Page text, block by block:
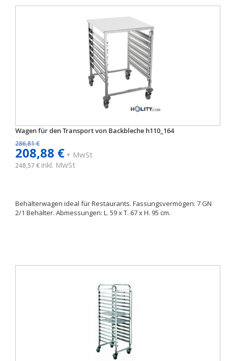
Wagen für den Transport von Backbleche h110_164
286,81 €
208,88 €+ MwSt
248,57 € inkl. MwSt
Behälterwagen ideal für Restaurants. Fassungsvermögen: 7 GN
2/1 Behälter. Abmessungen: L. 59 x T. 67 x H. 95 cm.